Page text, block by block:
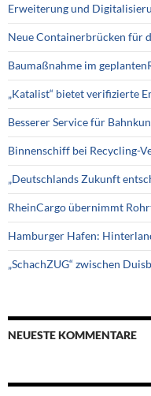
Erweiterung und
Neue Containerbrücken für
Baumaßnahme im
„Katalist“ bietet verifizierte
Besserer Service für
Binnenschiff bei Recycling-
„Deutschlands Zukunft
RheinCargo übernimmt
Hamburger Hafen:
„SchachZUG“ zwischen
NEUESTE KOMMENTARE